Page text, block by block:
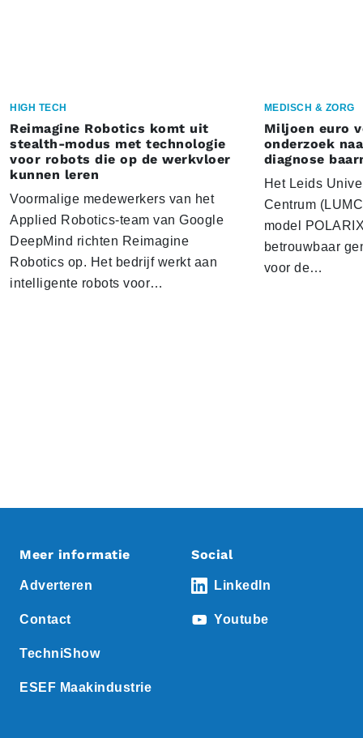
HIGH TECH
Reimagine Robotics komt uit
stealth-modus met technologie
voor robots die op de werkvloer
kunnen leren
Voormalige medewerkers van het
Applied Robotics-team van Google
DeepMind richten Reimagine
Robotics op. Het bedrijf werkt aan
intelligente robots voor…
MEDISCH & ZORG
Miljoen euro
onderzoek
diagnose
Het Leids
Centrum
model
betrouwbaar
voor de…
Meer informatie
Adverteren
Contact
TechniShow
ESEF Maakindustrie
Social
LinkedIn
Youtube